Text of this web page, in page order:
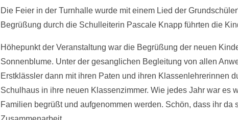
Die Feier in der Turnhalle wurde mit einem Lied der
Begrüßung durch die Schulleiterin Pascale Knapp führten die
Höhepunkt der Veranstaltung war die Begrüßung der neuen
Sonnenblume. Unter der gesanglichen Begleitung von allen
Erstklässler dann mit ihren Paten und ihren Klassenlehrerinnen
Schulhaus in ihre neuen Klassenzimmer. Wie jedes Jahr war es
Familien begrüßt und aufgenommen werden. Schön, dass ihr